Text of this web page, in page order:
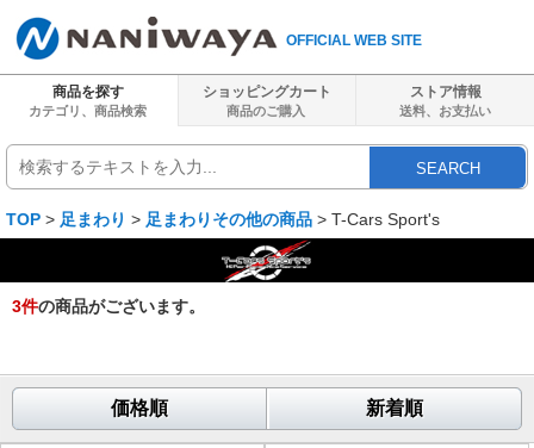
OFFICIAL WEB SITE
商品を探す
カテゴリ、商品検索
ショッピングカート
商品のご購入
ストア情報
送料、 お支払い
SEARCH
TOP > 足まわり > 足まわりその他の商品 > T-Cars Sport's
3件の商品がございます。
価格順 新着順